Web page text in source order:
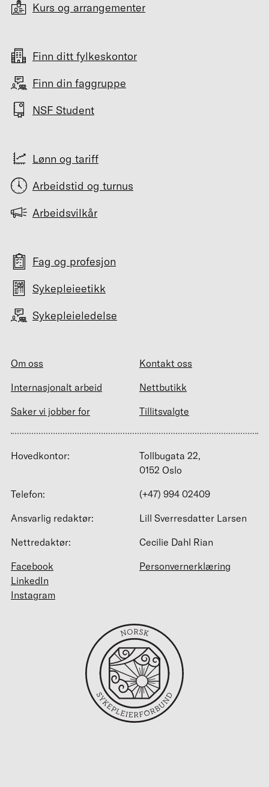
Kurs og arrangementer
Finn ditt fylkeskontor
Finn din faggruppe
NSF Student
Lønn og tariff
Arbeidstid og turnus
Arbeidsvilkår
Fag og profesjon
Sykepleieetikk
Sykepleieledelse
Om oss
Kontakt oss
Internasjonalt arbeid
Nettbutikk
Saker vi jobber for
Tillitsvalgte
Hovedkontor:
Tollbugata 22,
0152 Oslo
Telefon:
(+47) 994 02409
Ansvarlig redaktør:
Lill Sverresdatter Larsen
Nettredaktør:
Cecilie Dahl Rian
Facebook
LinkedIn
Instagram
Personvernerklæring